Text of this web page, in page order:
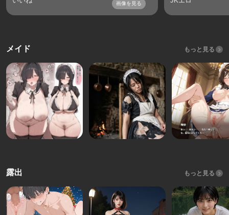
画像を見る
メイド もっと見る
露出 もっと見る